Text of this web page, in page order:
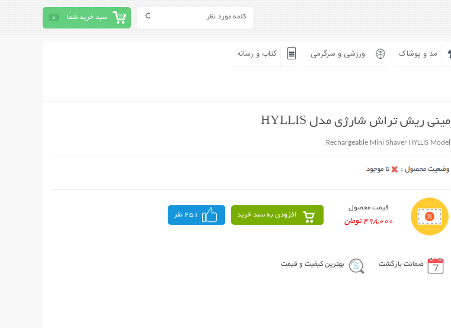
سبد خرید شما 0
مد و پوشاک ورزشی و سرگرمی کتاب و رسانه
مینی ریش تراش شارژی مدل HYLLIS
Rechargeable Mini Shaver HYLLIS Model
قیمت محصول
498,000 تومان
افزودن به سبد خرید 251 نفر
ضمانت بازگشت بهترین کیفیت و قیمت